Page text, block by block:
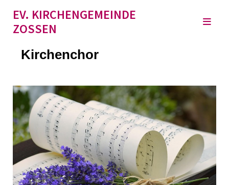
EV. KIRCHENGEMEINDE
ZOSSEN
Kirchenchor